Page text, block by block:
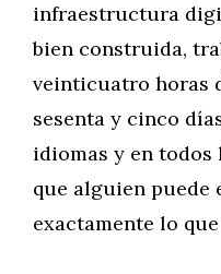
infraestructura
bien construida,
veinticuatro horas
sesenta y cinco
idiomas y en todos
que alguien puede
exactamente lo